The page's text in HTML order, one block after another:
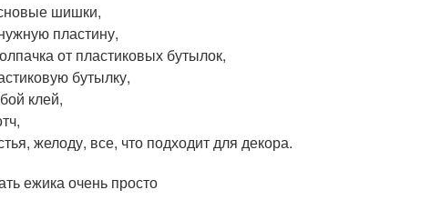
шишки,
пластину,
от пластиковых бутылок,
бутылку,
клей,
желоду, все, что подходит для декора.
ежика очень просто